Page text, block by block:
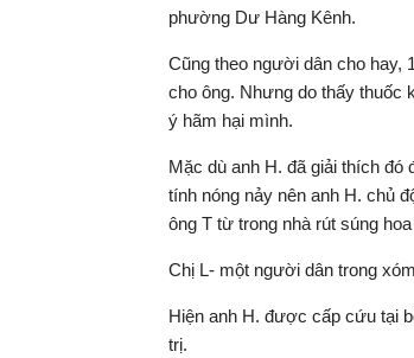
phường Dư Hàng Kênh.
Cũng theo người dân cho hay,
cho ông. Nhưng do thấy thuốc
ý hãm hại mình.
Mặc dù anh H. đã giải thích đó
tính nóng nảy nên anh H. chủ
ông T từ trong nhà rút súng
Chị L- một người dân trong
Hiện anh H. được cấp cứu tại
trị.